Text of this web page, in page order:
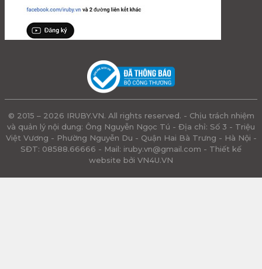
© 2015 – 2026 IRUBY.VN. All rights reserved. - Chịu trách nhiệm
và quản lý nội dung: Ông Nguyễn Ngọc Tú - Địa chỉ: Số 3 - Triệu
Việt Vương - Phường Nguyễn Du - Quận Hai Bà Trưng - Hà Nội -
SĐT: 08588.66666 - Mail: iruby.vn@gmail.com - Thiết kế
website bởi VN4U.VN